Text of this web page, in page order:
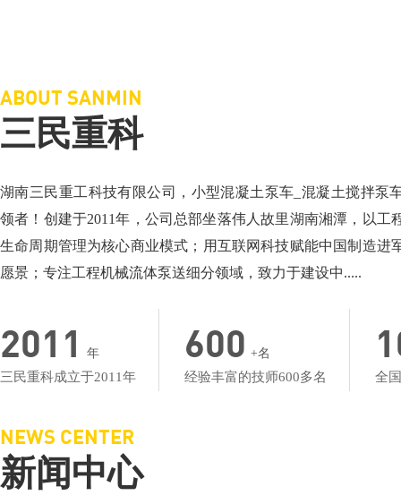
ABOUT SANMIN
三民重科
湖南三民重工科技有限公司，小型混凝土泵车_混凝土搅拌泵
领者！创建于2011年，公司总部坐落伟人故里湖南湘潭，以工
生命周期管理为核心商业模式；用互联网科技赋能中国制造进
愿景；专注工程机械流体泵送细分领域，致力于建设中.....
2011 年
三民重科成立于2011年 600 +名
经验丰富的技师600多名 全
NEWS CENTER
新闻中心